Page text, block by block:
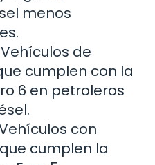
menos
Vehículos de
cumplen con la
6 en petroleros
con
cumplen la